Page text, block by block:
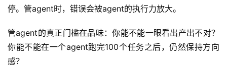
经
验
教
程
停。管agent时，错误会被agent的执行力放大。
管agent的真正门槛在品味：你能不能一眼看出产出不对？
你能不能在一个agent跑完100个任务之后，仍然保持方向
感？